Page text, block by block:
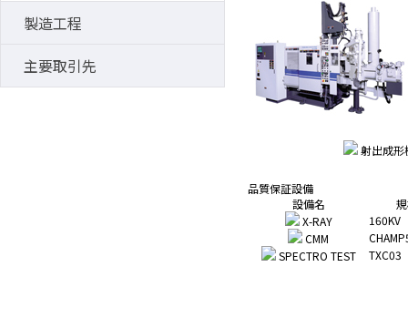
製造工程
主要取引先
射出成形
品質保証設備
設備名
X-RAY
160KV
CMM
SPECTRO TEST
TXC03